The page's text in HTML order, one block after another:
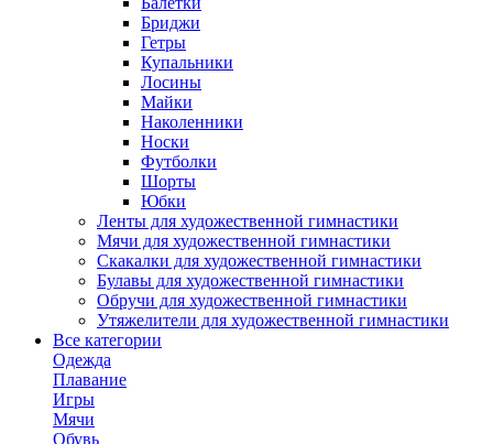
Бриджи
Гетры
Купальники
Лосины
Майки
Наколенники
Носки
Футболки
Шорты
Юбки
Ленты для художественной гимнастики
Мячи для художественной гимнастики
Скакалки для художественной гимнастики
Булавы для художественной гимнастики
Обручи для художественной гимнастики
Утяжелители для художественной гимнастики
Все категории
Одежда
Плавание
Игры
Мячи
Обувь